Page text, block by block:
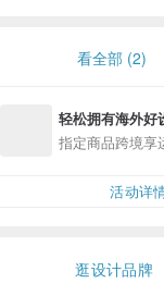
看全部 (2)
轻松拥有海外好
指定商品跨境享
活动详
逛设计品牌